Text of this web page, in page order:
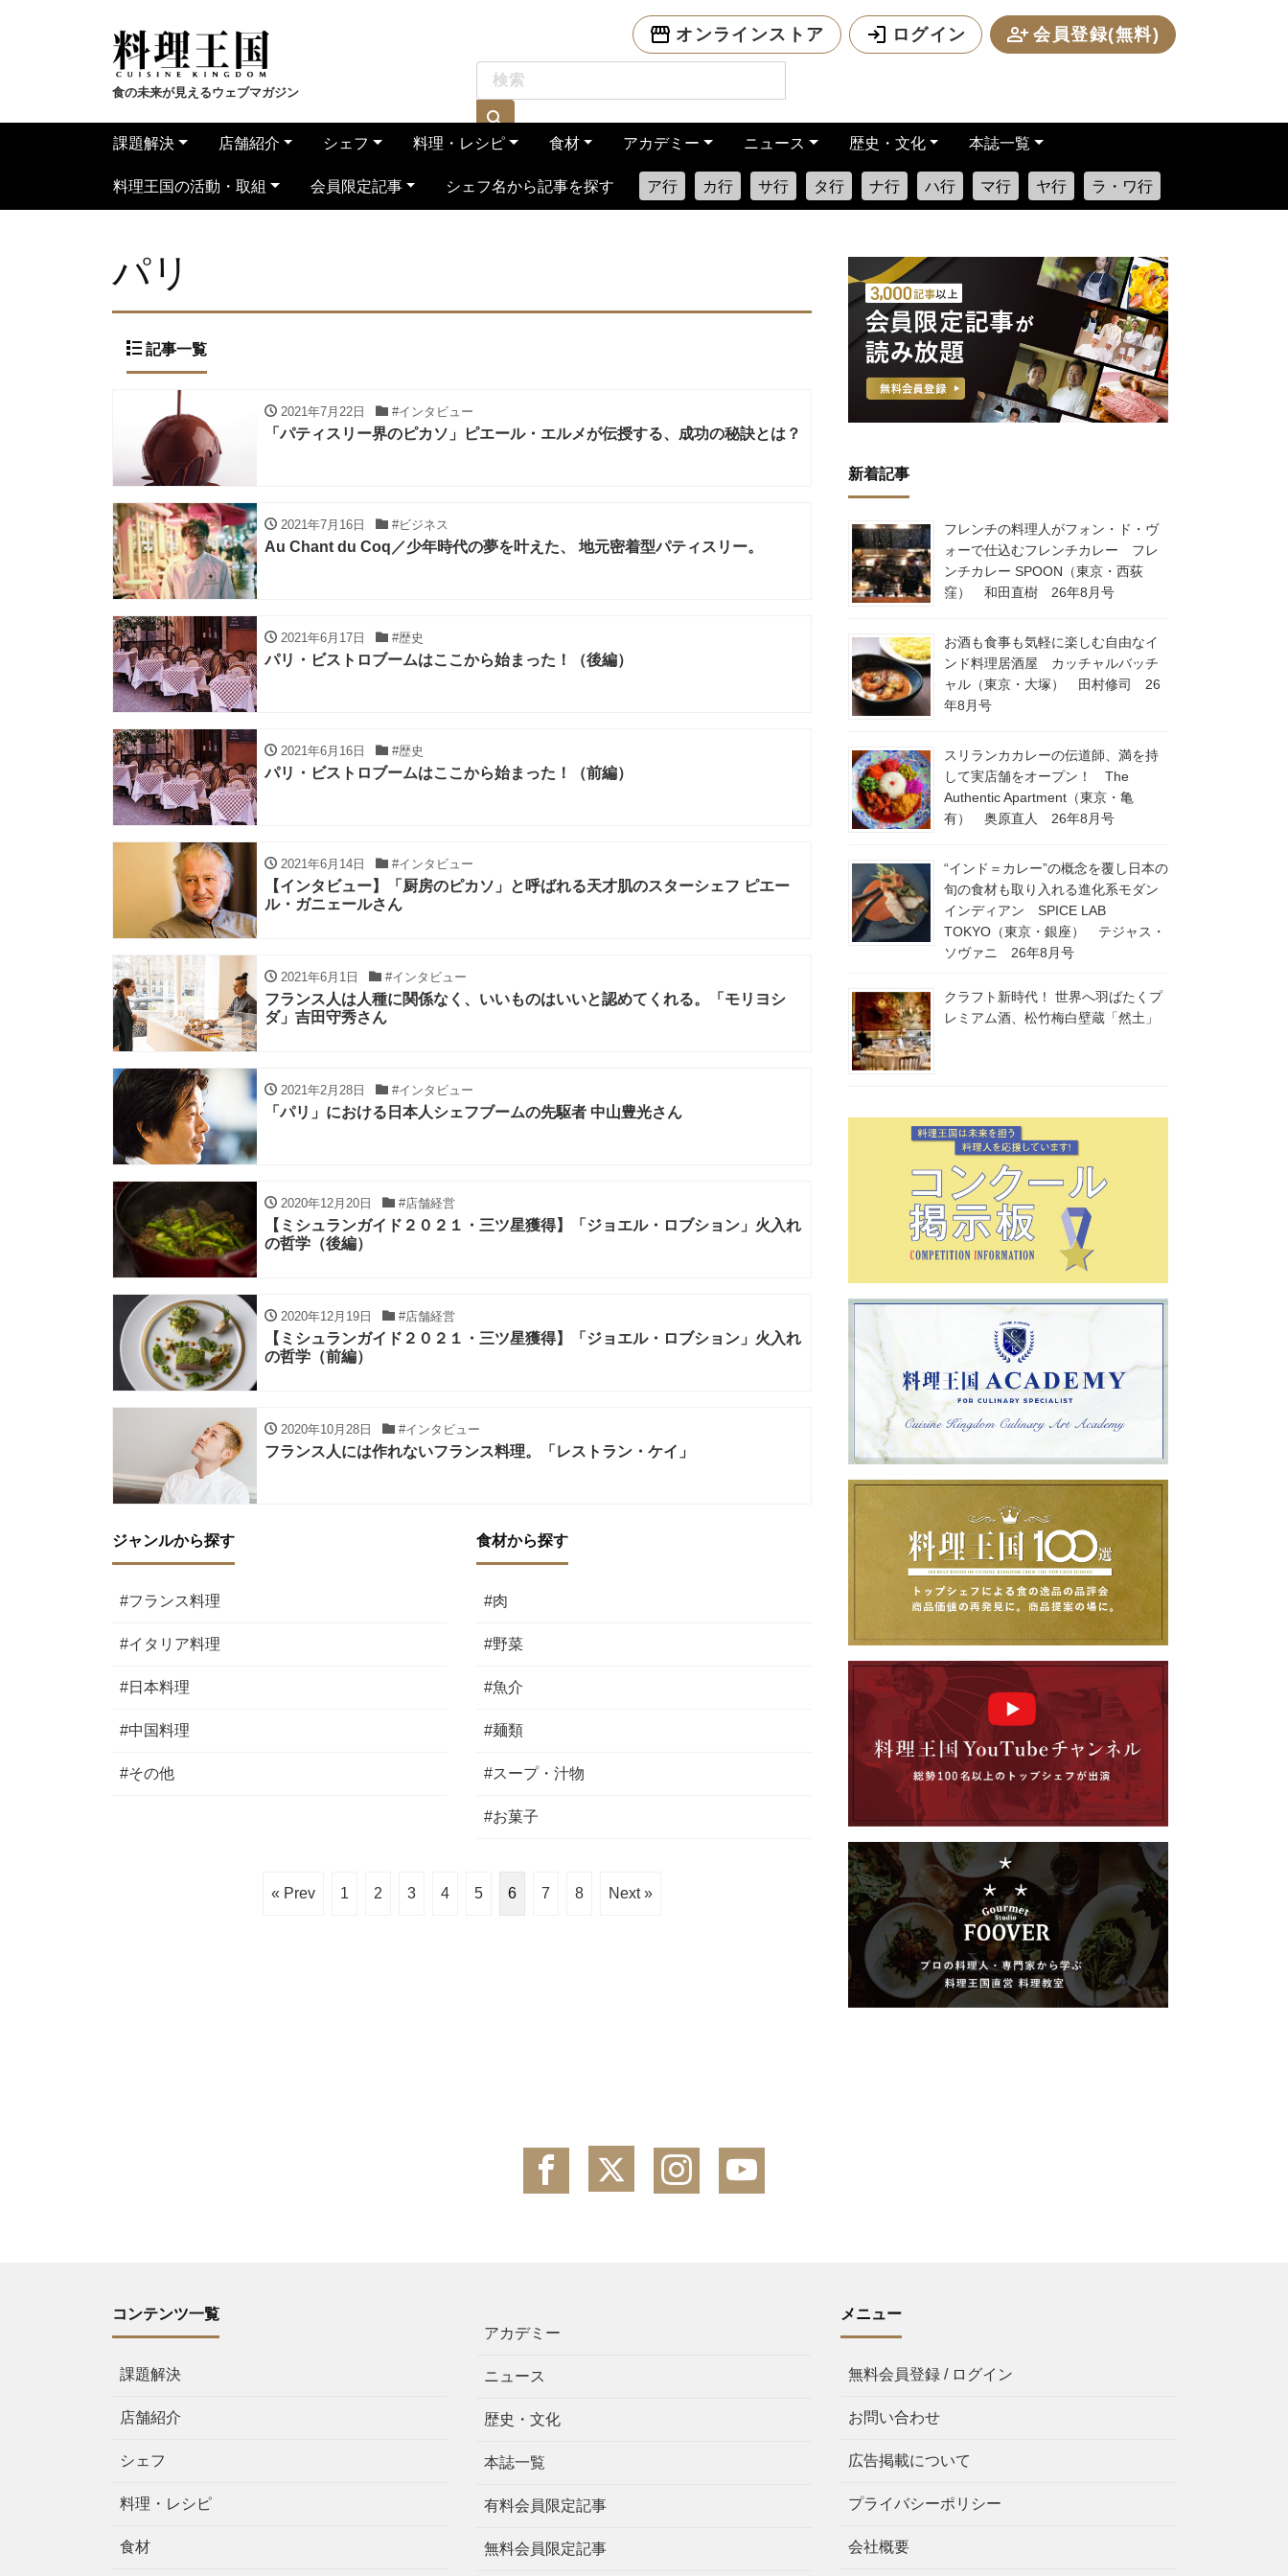
食の未来が見えるウェブマガジン
オンラインストア ログイン 会員登録(無料)
課題解決 店舗紹介 シェフ 料理・レシピ 食材 アカデミー ニュース 歴史・文化 本誌一覧
料理王国の活動・取組 会員限定記事 シェフ名から記事を探す ア行 カ行 サ行 タ行 ナ行 ハ行 マ行 ヤ行 ラ・ワ行
パリ
記事一覧
2021年7月22日 #インタビュー
「パティスリー界のピカソ」ピエール・エルメが伝授する、成功の秘訣とは？
2021年7月16日 #ビジネス
Au Chant du Coq／少年時代の夢を叶えた、 地元密着型パティスリー。
2021年6月17日 #歴史
パリ・ビストロブームはここから始まった！（後編）
2021年6月16日 #歴史
パリ・ビストロブームはここから始まった！（前編）
2021年6月14日 #インタビュー
【インタビュー】「厨房のピカソ」と呼ばれる天才肌のスターシェフ ピエー
ル・ガニェールさん
2021年6月1日 #インタビュー
フランス人は人種に関係なく、いいものはいいと認めてくれる。「モリヨシ
ダ」吉田守秀さん
2021年2月28日 #インタビュー
「パリ」における日本人シェフブームの先駆者 中山豊光さん
2020年12月20日 #店舗経営
【ミシュランガイド２０２１・三ツ星獲得】「ジョエル・ロブション」火入れ
の哲学（後編）
2020年12月19日 #店舗経営
【ミシュランガイド２０２１・三ツ星獲得】「ジョエル・ロブション」火入れ
の哲学（前編）
2020年10月28日 #インタビュー
フランス人には作れないフランス料理。「レストラン・ケイ」
ジャンルから探す
#フランス料理
#イタリア料理
#日本料理
#中国料理
#その他
食材から探す
#肉
#野菜
#魚介
#麺類
#スープ・汁物
#お菓子
« Prev 1 2 3 4 5 6 7 8 Next »
新着記事
フレンチの料理人がフォン・ド・ヴ
ォーで仕込むフレンチカレー フレ
ンチカレー SPOON（東京・西荻
窪） 和田直樹 26年8月号
お酒も食事も気軽に楽しむ自由なイ
ンド料理居酒屋 カッチャルバッチ
ャル（東京・大塚） 田村修司 26
年8月号
スリランカカレーの伝道師、満を持
して実店舗をオープン！ The
Authentic Apartment（東京・亀
有） 奥原直人 26年8月号
“インド＝カレー”の概念を覆し日本の
旬の食材も取り入れる進化系モダン
インディアン SPICE LAB
TOKYO（東京・銀座） テジャス・
ソヴァニ 26年8月号
クラフト新時代！ 世界へ羽ばたくプ
レミアム酒、松竹梅白壁蔵「然土」
コンテンツ一覧
課題解決
店舗紹介
シェフ
料理・レシピ
食材
アカデミー
ニュース
歴史・文化
本誌一覧
有料会員限定記事
無料会員限定記事
メニュー
無料会員登録 / ログイン
お問い合わせ
広告掲載について
プライバシーポリシー
会社概要